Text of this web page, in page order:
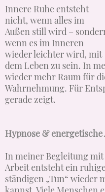
Innere Ruhe entsteht
nicht, wenn alles im
Außen still wird –
wenn es im Inneren
wieder leichter wird, mit
dem Leben zu sein. In
wieder mehr Raum für
Wahrnehmung. Für
gerade zeigt.
Hypnose &
In meiner Begleitung
Arbeit entsteht ein
ständigen „Tun“ wieder